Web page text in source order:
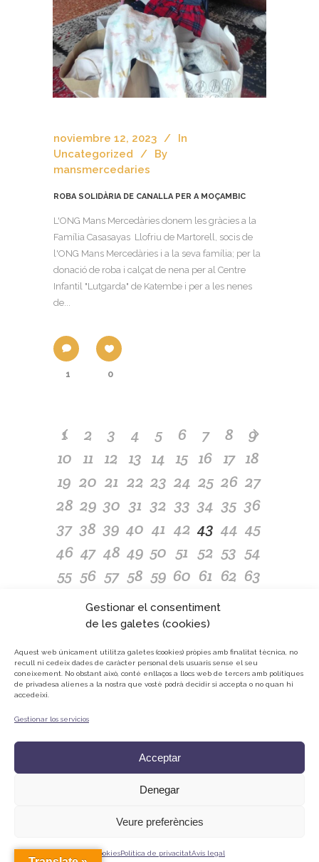
Gestionar el consentiment
de les galetes (cookies)
Aquest web únicament utilitza galetes (cookies) pròpies amb finalitat tècnica, no
recull ni cedeix dades de caràcter personal dels usuaris sense el seu
coneixement.
No obstant això, conté enllaços a llocs web de tercers amb polítiques
de privadesa alienes a la nostra que vostè podrà decidir si accepta o no quan hi
accedeixi.
Gestionar los servicios
Acceptar
Denegar
Veure preferències
CookiesPolítica de privacitatAvís legal
noviembre 12, 2023
In
Uncategorized
By
mansmercedaries
ROBA SOLIDÀRIA DE CANALLA PER A MOÇAMBIC
L'ONG Mans Mercedàries donem les gràcies a la
Família Casasayas Llofriu de Martorell, socis de
l'ONG Mans Mercedàries i a la seva família; per la
donació de roba i calçat de nena per al Centre
Infantil "Lutgarda" de Katembe i per a les nenes
de...
1 0
1 2 3 4 5 6 7 8
9
10 11 12 13 14 15 16 17 18
19 20 21 22 23 24 25 26 27
28 29 30 31 32 33 34 35 36
37 38 39 40 41 42 43 44 45
46 47 48 49 50 51 52 53 54
55 56 57 58 59 60 61 62 63
65 66 69
74 75 76 77 78 79
82 83 84 85 86 87 88 89 90
91 92 93 94 95 96 97 98
Avís Legal